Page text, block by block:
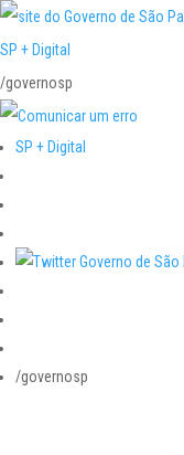
SP + Digital
/governosp
SP + Digital
/governosp